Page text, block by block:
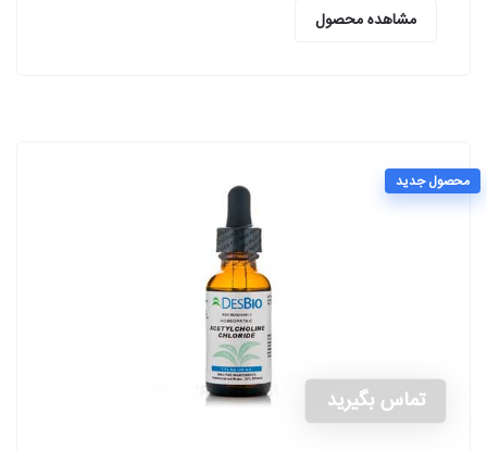
مشاهده محصول
محصول جدید
تماس بگیرید